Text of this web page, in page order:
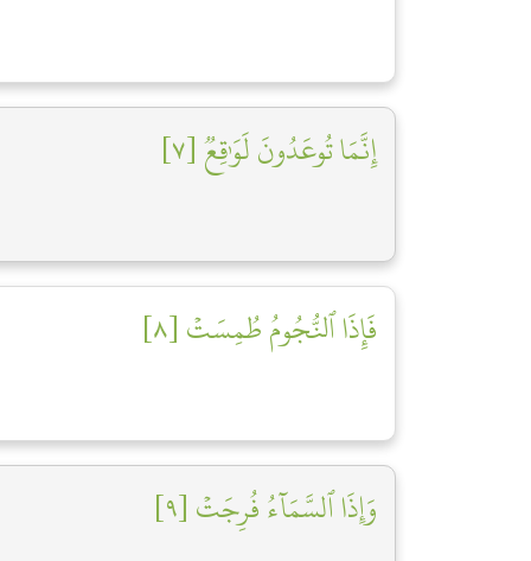
إِنَّمَا تُوعَدُونَ لَوَٰقِعٞ [٧]
فَإِذَا ٱلنُّجُومُ طُمِسَتۡ [٨]
وَإِذَا ٱلسَّمَآءُ فُرِجَتۡ [٩]